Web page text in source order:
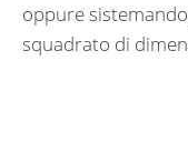
oppure
squadrato di